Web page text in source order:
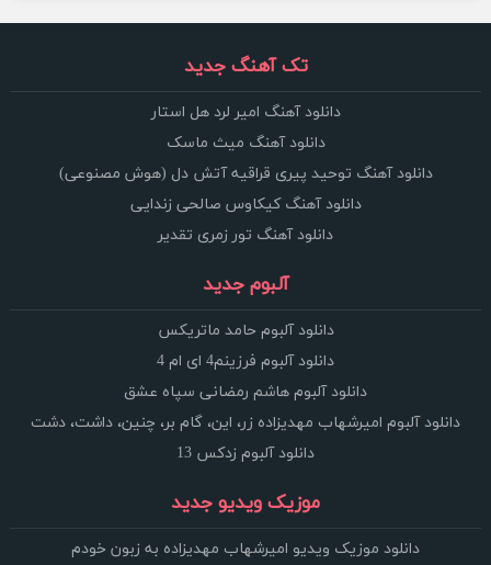
تک آهنگ جدید
دانلود آهنگ امیر لرد هل استار
دانلود آهنگ میث ماسک
دانلود آهنگ توحید پیری قراقیه آتش دل (هوش مصنوعی)
دانلود آهنگ کیکاوس صالحی زندایی
دانلود آهنگ تور زمری تقدیر
آلبوم جدید
دانلود آلبوم حامد ماتریکس
دانلود آلبوم فرزینم4 ای ام 4
دانلود آلبوم هاشم رمضانی سپاه عشق
دانلود آلبوم امیرشهاب مهدیزاده زر، این، گام بر، چنین، داشت، دشت
دانلود آلبوم زدکس 13
موزیک ویدیو جدید
دانلود موزیک ویدیو امیرشهاب مهدیزاده به زبون خودم